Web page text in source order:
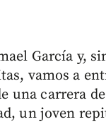
García y,
vamos a
una carrera
un joven